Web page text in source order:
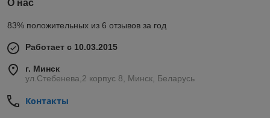
О нас
83% положительных из 6 отзывов за год
Работает с 10.03.2015
г. Минск
ул.Стебенева,2 корпус 8, Минск, Беларусь
Контакты